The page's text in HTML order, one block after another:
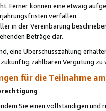
Ferner können eine etwaig
verfallen.
in der Vereinbarung
Beträge dar.
eine Überschusszahlung
zahlbaren Vergütung zu
für die Teilnahme
Sie einen vollständigen